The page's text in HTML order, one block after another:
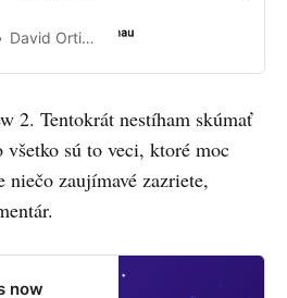
David Ortinau
2. Tentokrát nestíham skúmať
sú to veci, ktoré moc
zaujímavé zazriete,
now